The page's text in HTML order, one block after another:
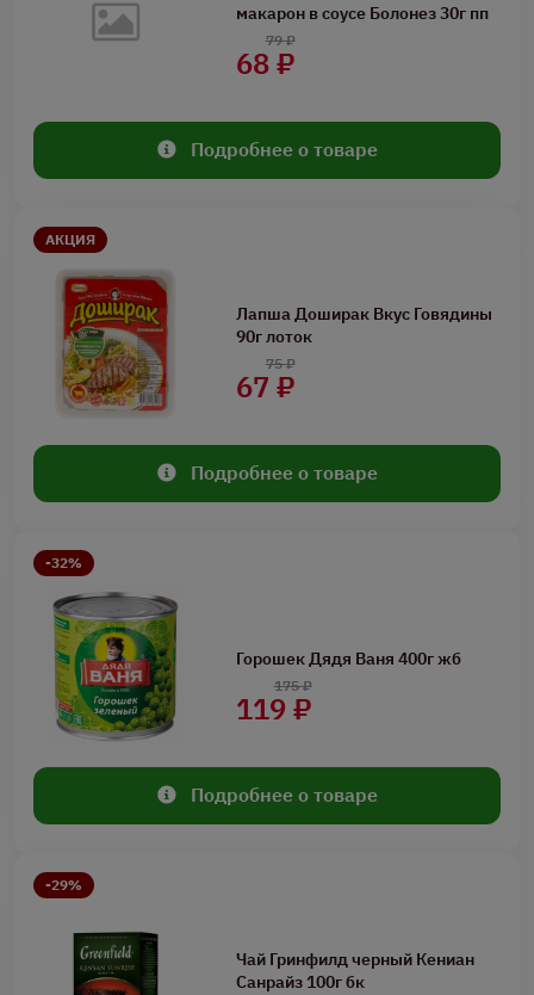
макарон в соусе Болонез 30г пп
68 ₽
79 ₽
Подробнее о товаре
АКЦИЯ
Лапша Доширак Вкус Говядины
90г лоток
67 ₽
75 ₽
Подробнее о товаре
-32%
Горошек Дядя Ваня 400г жб
119 ₽
175 ₽
Подробнее о товаре
-29%
Чай Гринфилд черный Кениан
Санрайз 100г бк